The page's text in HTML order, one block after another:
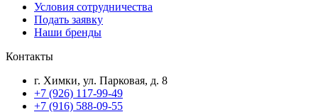
Условия сотрудничества
Подать заявку
Наши бренды
Контакты
г. Химки, ул. Парковая, д. 8
+7 (926) 117-99-49
+7 (916) 588-09-55